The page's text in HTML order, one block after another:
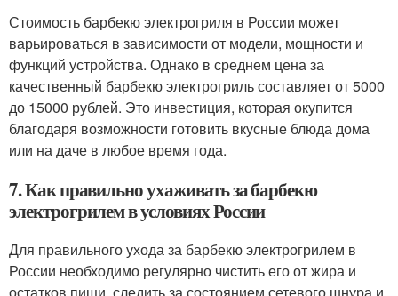
Стоимость барбекю электрогриля в России может
варьироваться в зависимости от модели, мощности и
функций устройства. Однако в среднем цена за
качественный барбекю электрогриль составляет от 5000
до 15000 рублей. Это инвестиция, которая окупится
благодаря возможности готовить вкусные блюда дома
или на даче в любое время года.
7. Как правильно ухаживать за барбекю
электрогрилем в условиях России
Для правильного ухода за барбекю электрогрилем в
России необходимо регулярно чистить его от жира и